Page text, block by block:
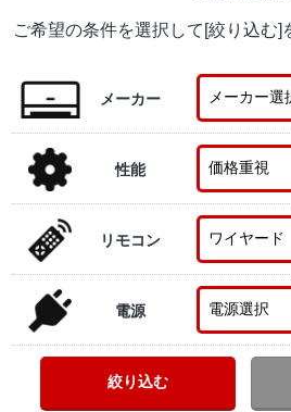
ご希望の条件を選択して[絞り込む]
メーカー
性能
リモコン
電源